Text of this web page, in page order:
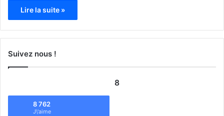
Lire la suite »
Suivez nous !
8
8 762
J\'aime